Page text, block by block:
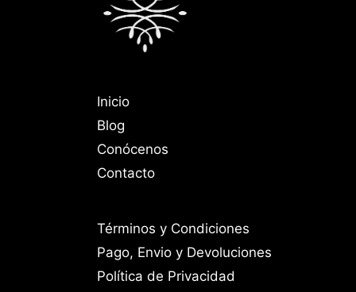
Inicio
Blog
Conócenos
Contacto
Términos y Condiciones
Pago, Envio y Devoluciones
Política de Privacidad